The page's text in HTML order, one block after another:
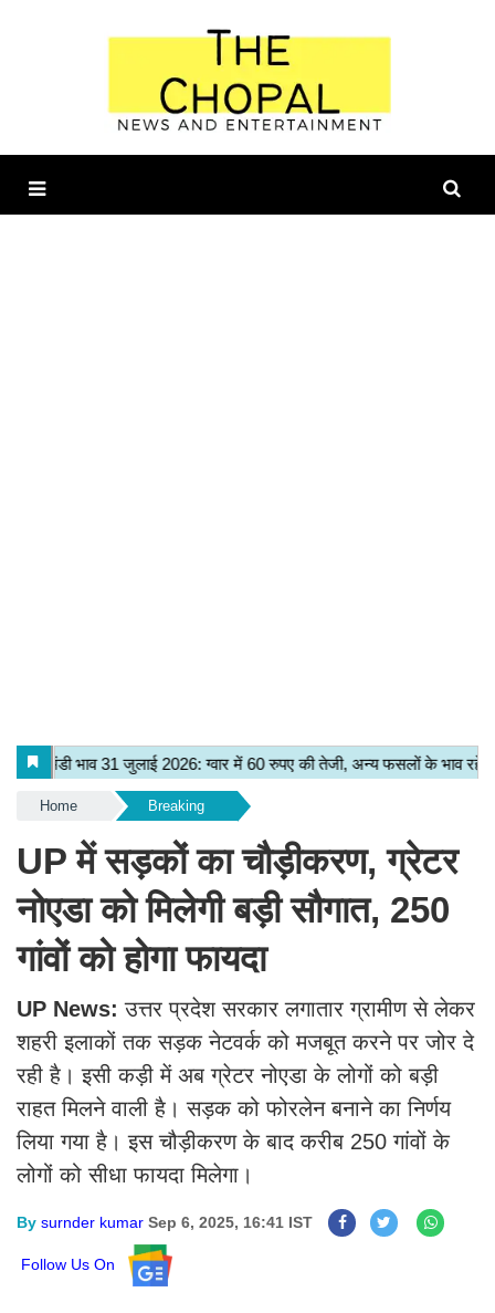
Home Breaking
UP में सड़कों का चौड़ीकरण, ग्रेटर
नोएडा को मिलेगी बड़ी सौगात, 250
गांवों को होगा फायदा
UP News:उत्तर प्रदेश सरकार लगातार ग्रामीण से लेकर
शहरी इलाकों तक सड़क नेटवर्क को मजबूत करने पर जोर दे
रही है। इसी कड़ी में अब ग्रेटर नोएडा के लोगों को बड़ी
राहत मिलने वाली है। सड़क को फोरलेन बनाने का निर्णय
लिया गया है। इस चौड़ीकरण के बाद करीब 250 गांवों के
लोगों को सीधा फायदा मिलेगा।
By surnder kumar Sep 6, 2025, 16:41 IST
Follow Us On